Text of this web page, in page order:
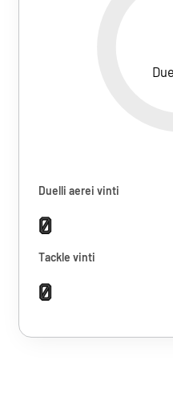
Duelli aerei vinti
0
Tackle vinti
0